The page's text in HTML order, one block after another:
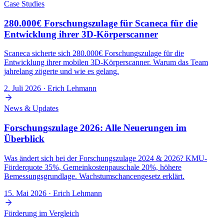
Was bleibt vom Stopp unberührt?
Gute Nachricht für alle, die schon im Verfahren sind:
sind und Mittel bereitstehen.
Laufende Auszahlungen bereits bewilligter Vorhaben gehen
Anträge im Rahmen internationaler bilateraler und
Wie lange der Stopp gilt, ist offen. Das BMWE strebt eine
davon, wie viel Budget der Bundeshaushalt 2027 hergibt. Eine
Aber es gibt eine Alternative: die
klassischer Zuschussprogramme: Sie hängen an einem
wie gut euer Projekt ist.
Kriterien erfüllt, bekommt ihr die Förderung, ohne Wettbewerb
Antragsstopp. Es gibt keinen Topf, der leerlaufen kann.
Und dieKonditionensind 2026 so gut wie nie:
Case Studies
280.000€ Forschungszulage für Scaneca für die
Entwicklung ihrer 3D-Körperscanner
Scaneca sicherte sich 280.000€ Forschungszulage für die
Entwicklung ihrer mobilen 3D-Körperscanner. Warum das Team
jahrelang zögerte und wie es gelang.
2. Juli 2026 · Erich Lehmann
News & Updates
Forschungszulage 2026: Alle Neuerungen im
Überblick
Was ändert sich bei der Forschungszulage 2024 & 2026? KMU-
Förderquote 35%, Gemeinkostenpauschale 20%, höhere
Bemessungsgrundlage. Wachstumschancengesetz erklärt.
15. Mai 2026 · Erich Lehmann
Förderung im Vergleich